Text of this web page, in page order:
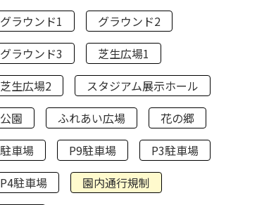
グラウンド1
グラウンド2
グラウンド3
芝生広場1
芝生広場2
スタジアム展示ホール
公園
ふれあい広場
花の郷
駐車場
P9駐車場
P3駐車場
P4駐車場
園内通行規制